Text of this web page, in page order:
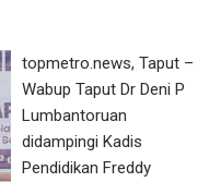
topmetro.news, Taput –
Wabup Taput Dr Deni P
Lumbantoruan
didampingi Kadis
Pendidikan Freddy